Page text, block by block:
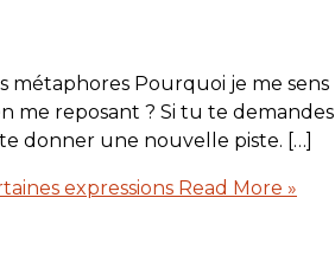
métaphores Pourquoi je me sens
me reposant ? Si tu te demandes
donner une nouvelle piste. […]
expressions Read More »